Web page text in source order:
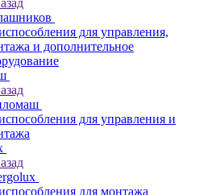
для управления,
и дополнительное
для управления и
для монтажа